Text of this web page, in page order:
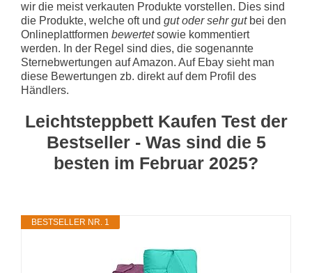
wir die meist verkauten Produkte vorstellen. Dies sind
die Produkte, welche oft und gut oder sehr gutbei den
Onlineplattformen bewertetsowie kommentiert
werden. In der Regel sind dies, die sogenannte
Sternebwertungen auf Amazon. Auf Ebay sieht man
diese Bewertungen zb. direkt auf dem Profil des
Händlers.
Leichtsteppbett Kaufen Test der
Bestseller - Was sind die 5
besten im Februar 2025?
BESTSELLER NR. 1